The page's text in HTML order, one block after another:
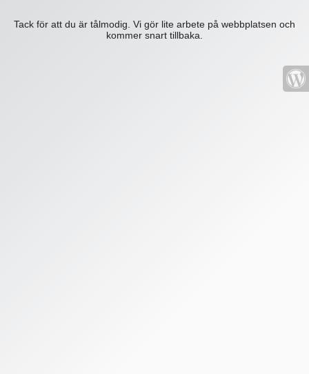
Tack för att du är tålmodig. Vi gör lite arbete på webbplatsen och
kommer snart tillbaka.